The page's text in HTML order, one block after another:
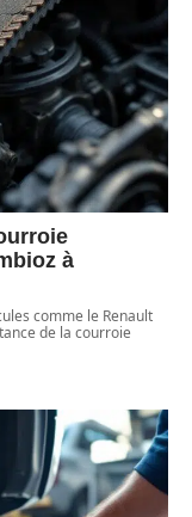
à
comme le Renault
de la courroie